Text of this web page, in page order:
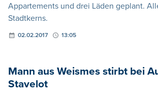
Appartements und drei Läden geplant.
Stadtkerns.
02.02.2017 13:05
Mann aus Weismes stirbt bei
Stavelot